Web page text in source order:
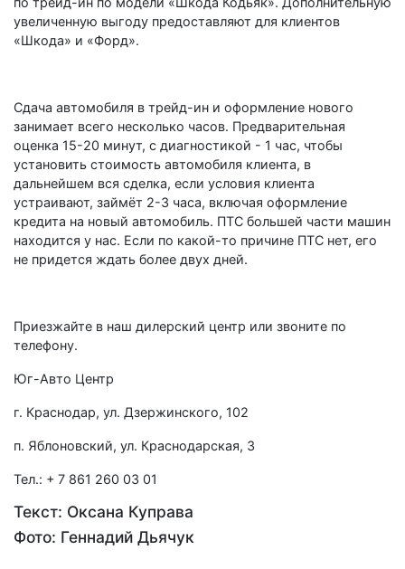
увеличенную выгоду предоставляют для клиентов
«Шкода» и «Форд».
Сдача автомобиля в трейд-ин и оформление нового
занимает всего несколько часов. Предварительная
оценка 15-20 минут, с диагностикой - 1 час, чтобы
установить стоимость автомобиля клиента, в
дальнейшем вся сделка, если условия клиента
устраивают, займёт 2-3 часа, включая оформление
кредита на новый автомобиль. ПТС большей части машин
находится у нас. Если по какой-то причине ПТС нет, его
не придется ждать более двух дней.
Приезжайте в наш дилерский центр или звоните по
телефону.
Юг-Авто Центр
г. Краснодар, ул. Дзержинского, 102
п. Яблоновский, ул. Краснодарская, 3
Тел.: + 7 861 260 03 01
Текст: Оксана Куправа
Фото: Геннадий Дьячук